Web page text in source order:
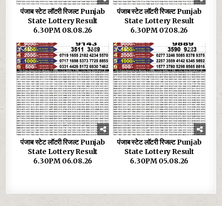
पंजाब स्टेट लॉटरी रिजल्ट Punjab
State Lottery Result
6.30PM 08.08.26
पंजाब स्टेट लॉटरी रिजल्ट Punjab
State Lottery Result
6.30PM 07.08.26
0 39
पंजाब स्टेट लॉटरी रिजल्ट Punjab
State Lottery Result
6.30PM 06.08.26
0 33
पंजाब स्टेट लॉटरी रिजल्ट Punjab
State Lottery Result
6.30PM 05.08.26